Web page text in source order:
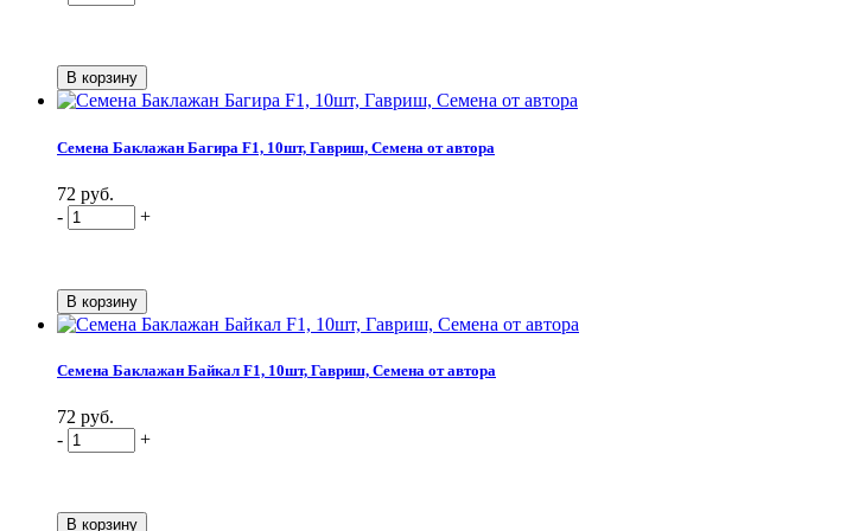
Семена Баклажан Багира F1, 10шт, Гавриш, Семена от автора
72 руб.
-
+
Семена Баклажан Байкал F1, 10шт, Гавриш, Семена от автора
72 руб.
-
+